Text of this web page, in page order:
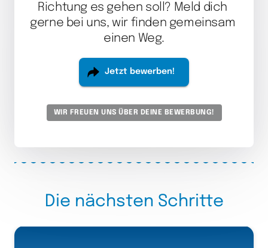
Richtung es gehen soll? Meld dich
gerne bei uns, wir finden gemeinsam
einen Weg.
Jetzt bewerben!
WIR FREUEN UNS ÜBER DEINE BEWERBUNG!
Die nächsten Schritte